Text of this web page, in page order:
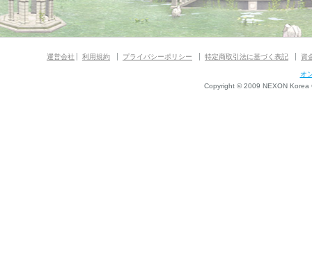
運営会社 利用規約 プライバシーポリシー 特定商取引法に基づく表記 資
オ
Copyright © 2009 NEXON Korea